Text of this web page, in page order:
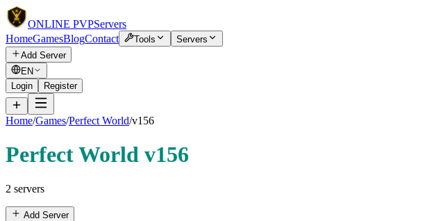
ONLINE PVPServers
HomeGamesBlogContact Tools
Servers
Add Server
EN
Login
Register
Home/Games/Perfect World/v156
Perfect World v156
2 servers
Add Server